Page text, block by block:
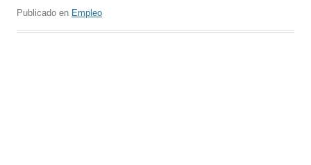
Publicado en Empleo